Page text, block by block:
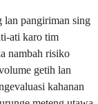
pangiriman sing
ati karo tim
nambah risiko
getih lan
kahanan